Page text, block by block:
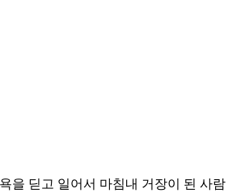
을 딛고 일어서 마침내 거장이 된 사람